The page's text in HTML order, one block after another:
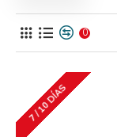
0
7 / 10 DÍAS